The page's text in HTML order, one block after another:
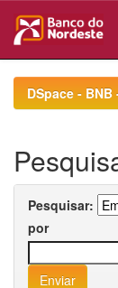
navigationDSpace -
Pesquisar:
por